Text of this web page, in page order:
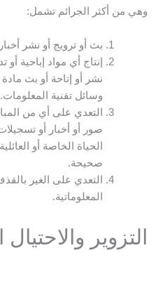
وهي من أكثر الجرائم تشمل:
بث أو ترويج أو نشر
إنتاج أي مواد إباحية أو
نشر أو إتاحة أو بث
وسائل تقنية المعلومات.
التعدي على أي من
صور أو أخبار أو
الحياة الخاصة أو
صحيحة.
التعدي على الغير
المعلوماتية.
التزوير